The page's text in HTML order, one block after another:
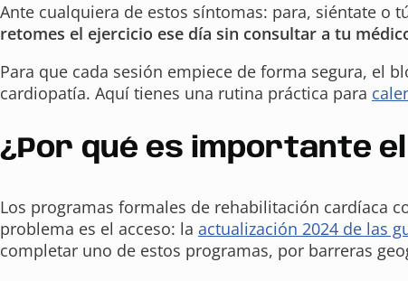
Ante cualquiera de estos síntomas: para, siéntate o
retomes el ejercicio ese día sin consultar a tu
Para que cada sesión empiece de forma segura, el
cardiopatía. Aquí tienes una rutina práctica para
¿Por qué es importante
Los programas formales de rehabilitación cardíaca
problema es el acceso: la actualización 2024 de las
completar uno de estos programas, por barreras